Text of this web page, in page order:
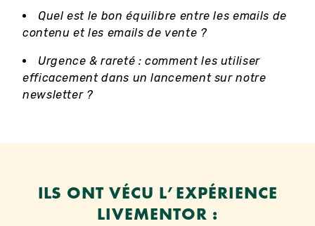
Quel est le bon équilibre entre les emails de
contenu et les emails de vente ?
Urgence & rareté : comment les utiliser
efficacement dans un lancement sur notre
newsletter ?
ILS ONT VÉCU L’EXPÉRIENCE
LIVEMENTOR :